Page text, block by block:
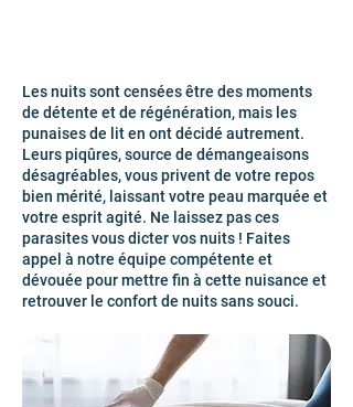
Les nuits sont censées être des moments
de détente et de régénération, mais les
punaises de lit en ont décidé autrement.
Leurs piqûres, source de démangeaisons
désagréables, vous privent de votre repos
bien mérité, laissant votre peau marquée et
votre esprit agité. Ne laissez pas ces
parasites vous dicter vos nuits ! Faites
appel à notre équipe compétente et
dévouée pour mettre fin à cette nuisance et
retrouver le confort de nuits sans souci.